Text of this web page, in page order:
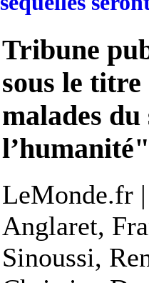
Tribune
sous le
malades
l’humanité"
LeMonde.fr
Anglaret,
Sinoussi,